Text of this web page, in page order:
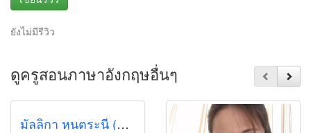
ยังไม่มีรีวิว
ดูครูสอนภาษาอังกฤษอื่นๆ
มัลลิกา หุนตระนี (กิ๊ฟ)